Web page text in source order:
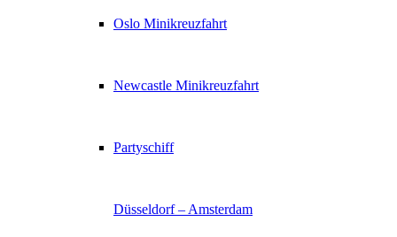
Oslo Minikreuzfahrt
Newcastle Minikreuzfahrt
Partyschiff
Düsseldorf – Amsterdam